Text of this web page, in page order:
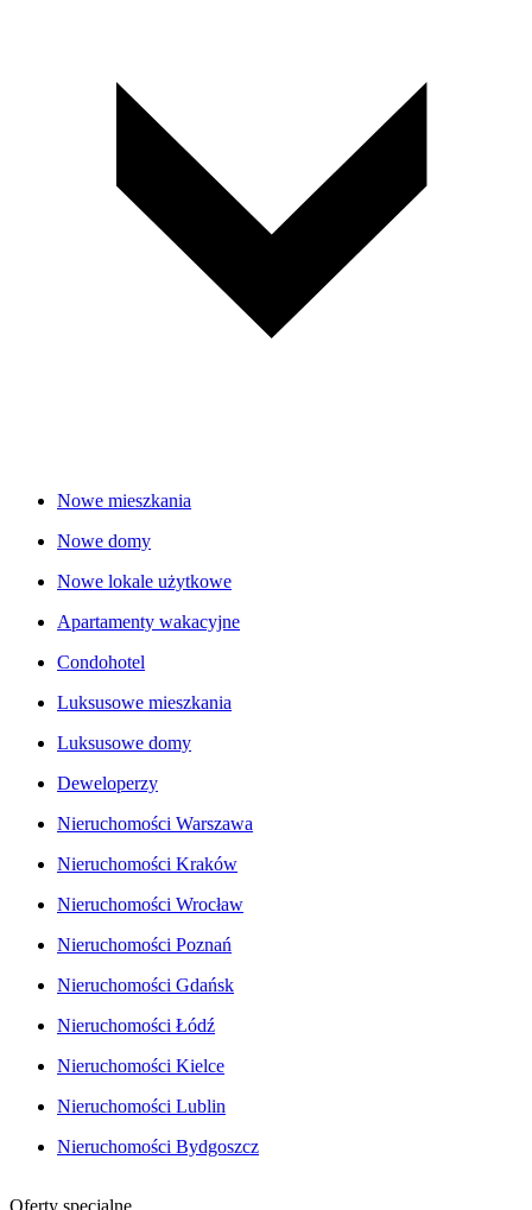
Nowe mieszkania
Nowe domy
Nowe lokale użytkowe
Apartamenty wakacyjne
Condohotel
Luksusowe mieszkania
Luksusowe domy
Deweloperzy
Nieruchomości Warszawa
Nieruchomości Kraków
Nieruchomości Wrocław
Nieruchomości Poznań
Nieruchomości Gdańsk
Nieruchomości Łódź
Nieruchomości Kielce
Nieruchomości Lublin
Nieruchomości Bydgoszcz
Oferty specjalne